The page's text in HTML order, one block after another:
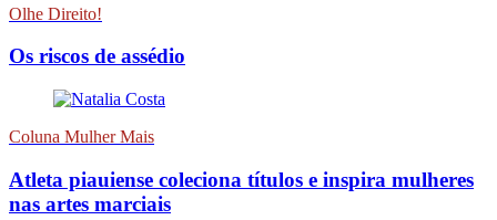
Olhe Direito!
Os riscos de assédio
Coluna Mulher Mais
Atleta piauiense coleciona títulos e inspira mulheres
nas artes marciais